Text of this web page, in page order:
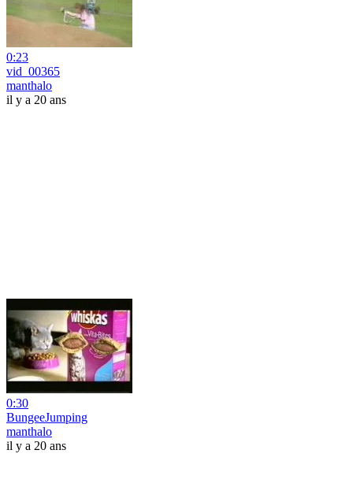
0:23
vid_00365
manthalo
il y a 20 ans
0:30
BungeeJumping
manthalo
il y a 20 ans